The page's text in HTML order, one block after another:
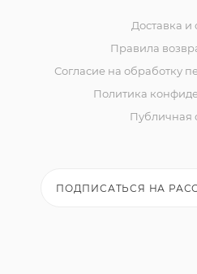
Доставка и
Правила
Согласие на обработку
Политика
Публичная
ПОДПИСАТЬСЯ НА